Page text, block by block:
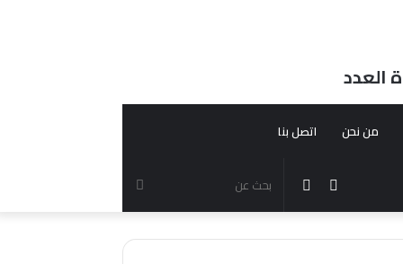
العدد
من نحن اتصل بنا
بحث
عن
الوضع
المظلم
مقال
عشوائي